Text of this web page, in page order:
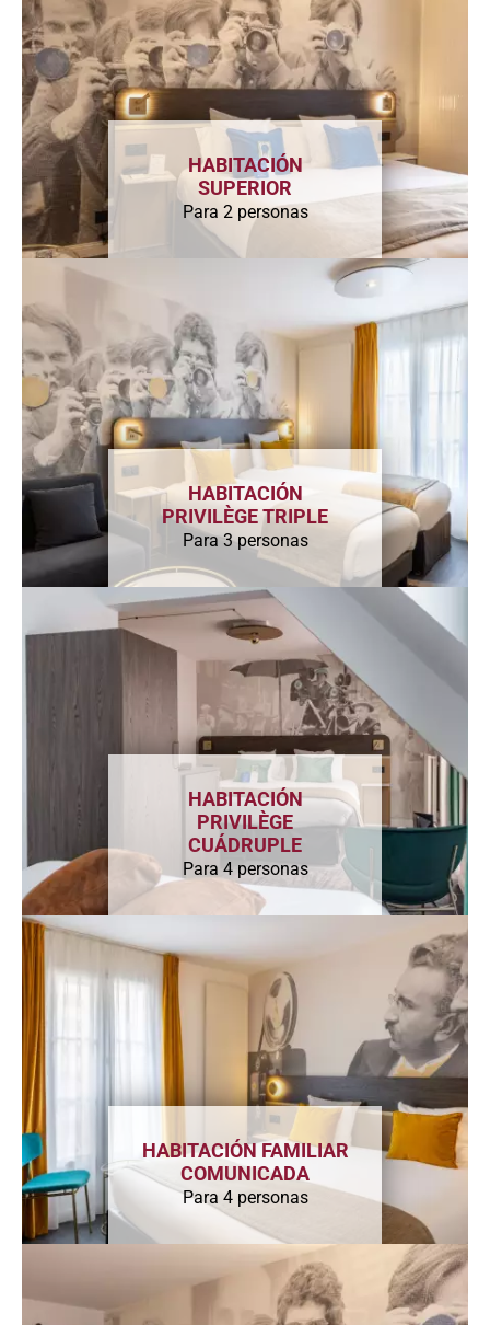
HABITACIÓN
SUPERIOR
Para 2 personas
HABITACIÓN
PRIVILÈGE TRIPLE
Para 3 personas
HABITACIÓN
PRIVILÈGE
CUÁDRUPLE
Para 4 personas
HABITACIÓN FAMILIAR
COMUNICADA
Para 4 personas